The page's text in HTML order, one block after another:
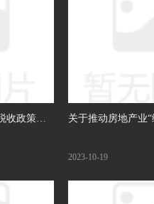
收政策的 关于推动房地产业
2023-10-19